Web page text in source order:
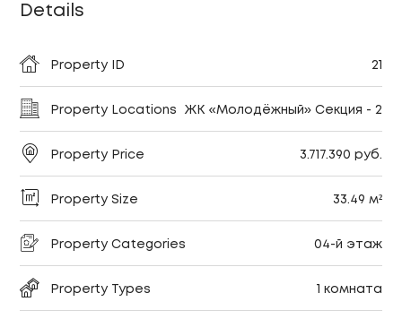
Details
Property ID 21
Property Locations ЖК «Молодёжный» Секция - 2
Property Price 3.717.390 руб.
Property Size 33.49 м²
Property Categories 04-й этаж
Property Types 1 комната